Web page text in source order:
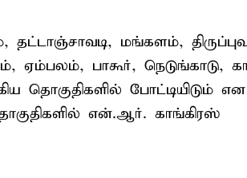
தட்டாஞ்சாவடி, மங்களம்,
ஏம்பலம், பாகூர், நெடுங்காடு,
தொகுதிகளில் போட்டியிடும் என
என்.ஆர். காங்கிரஸ்